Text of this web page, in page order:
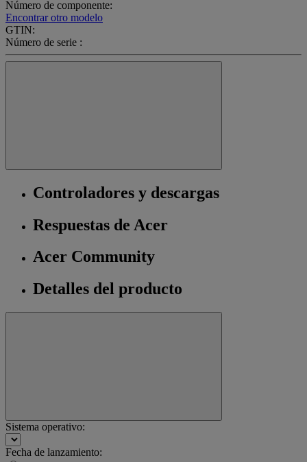
Número de componente:
Encontrar otro modelo
GTIN:
Número de serie :
Controladores y descargas
Respuestas de Acer
Acer Community
Detalles del producto
Sistema operativo:
Fecha de lanzamiento: